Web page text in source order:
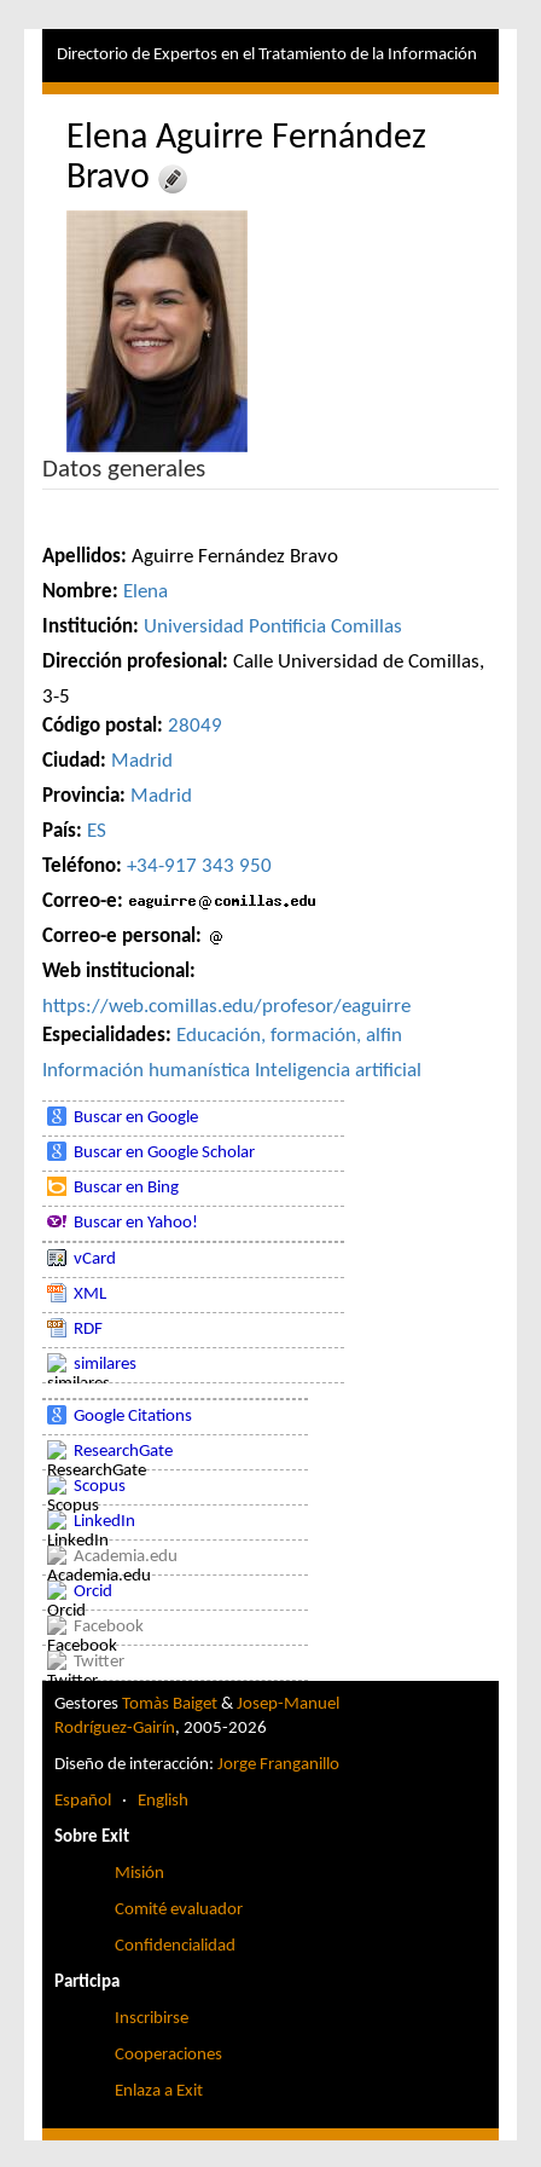
Directorio de Expertos en el Tratamiento de la Información
Elena Aguirre Fernández
Bravo
Datos generales
Apellidos: Aguirre Fernández Bravo
Nombre: Elena
Institución: Universidad Pontificia Comillas
Dirección profesional: Calle Universidad de Comillas,
3-5
Código postal: 28049
Ciudad: Madrid
Provincia: Madrid
País: ES
Teléfono: +34-917 343 950
Correo-e:
Correo-e personal:
Web institucional:
https://web.comillas.edu/profesor/eaguirre
Especialidades: Educación, formación, alfin
Información humanística Inteligencia artificial
Buscar en Google
Buscar en Google Scholar
Buscar en Bing
Buscar en Yahoo!
vCard
XML
RDF
similares
Google Citations
ResearchGate
Scopus
LinkedIn
Academia.edu
Orcid
Facebook
Twitter
Gestores Tomàs Baiget & Josep-Manuel
Rodríguez-Gairín, 2005-2026
Diseño de interacción: Jorge Franganillo
Español · English
Sobre Exit
Misión
Comité evaluador
Confidencialidad
Participa
Inscribirse
Cooperaciones
Enlaza a Exit